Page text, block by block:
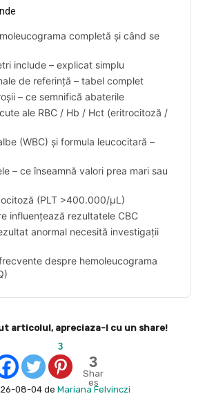
completă și când se
include – explicat simplu
de referință – tabel complet
– ce semnifică abaterile
ale RBC / Hb / Hct (eritrocitoză /
(WBC) și formula leucocitară –
– ce înseamnă valori prea mari sau
(PLT >400.000/μL)
influențează rezultatele CBC
anormal necesită investigații
despre hemoleucograma
articolul, apreciaza-l cu un share!
3
3
Shar
es
08-04 de Mariana Felvinczi